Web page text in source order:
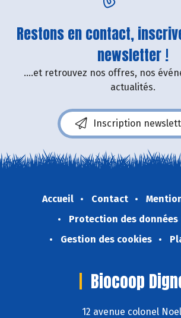
Restons en contact,
newsletter !
....et retrouvez nos offres, nos
actualités.
Inscription
Accueil Contact
Protection des données
Gestion des cookies
Biocoop
12 avenue colonel Noel